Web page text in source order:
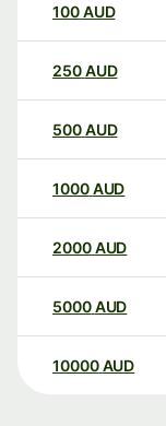
100AUD
250AUD
500AUD
1000AUD
2000AUD
5000AUD
10000 AUD